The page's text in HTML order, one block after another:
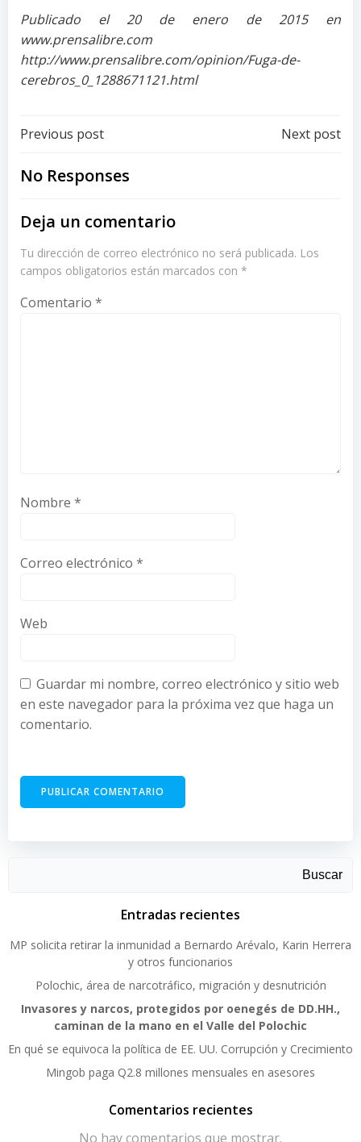
Publicado el 20 de enero de 2015 en
www.prensalibre.com
http://www.prensalibre.com/opinion/Fuga-de-
cerebros_0_1288671121.html
Post
navigation
Previous post Next post
No Responses
Deja un comentario
Tu dirección de correo electrónico no será publicada. Los
campos obligatorios están marcados con *
Comentario *
Nombre *
Correo electrónico *
Web
Guardar mi nombre, correo electrónico y sitio web
en este navegador para la próxima vez que haga un
comentario.
Buscar
Entradas recientes
MP solicita retirar la inmunidad a Bernardo Arévalo, Karin Herrera
y otros funcionarios
Polochic, área de narcotráfico, migración y desnutrición
Invasores y narcos, protegidos por oenegés de DD.HH.,
caminan de la mano en el Valle del Polochic
En qué se equivoca la política de EE. UU. Corrupción y Crecimiento
Mingob paga Q2.8 millones mensuales en asesores
Comentarios recientes
No hay comentarios que mostrar.